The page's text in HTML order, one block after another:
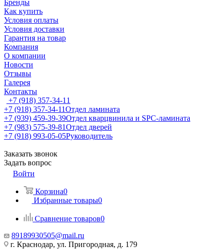
Бренды
Как купить
Условия оплаты
Условия доставки
Гарантия на товар
Компания
О компании
Новости
Отзывы
Галерея
Контакты
+7 (918) 357-34-11
+7 (918) 357-34-11Отдел ламината
+7 (939) 459-39-39Отдел кварцвинила и SPC-ламината
+7 (983) 575-39-81Отдел дверей
+7 (918) 993-05-05Руководитель
Заказать звонок
Задать вопрос
Войти
Корзина0
Избранные товары0
Сравнение товаров0
89189930505@mail.ru
г. Краснодар, ул. Пригородная, д. 179